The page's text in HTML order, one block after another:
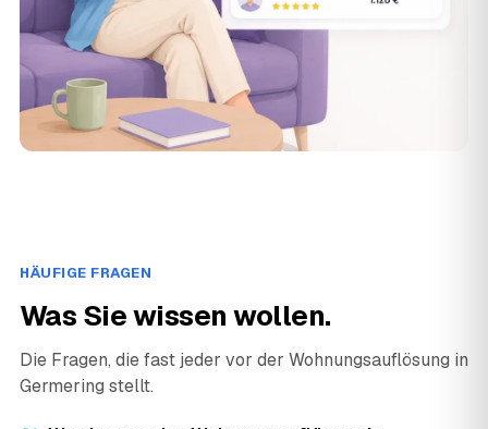
HÄUFIGE FRAGEN
Was Sie wissen wollen.
Die Fragen, die fast jeder vor der Wohnungsauflösung in
Germering stellt.